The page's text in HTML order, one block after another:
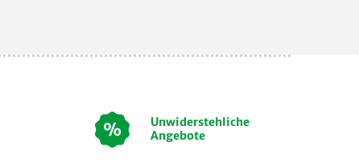
Unwiderstehliche
Angebote